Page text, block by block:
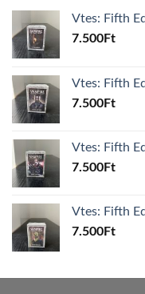
Vtes: Fifth
7.500Ft
Vtes: Fifth
7.500Ft
Vtes: Fifth
7.500Ft
Vtes: Fifth
7.500Ft